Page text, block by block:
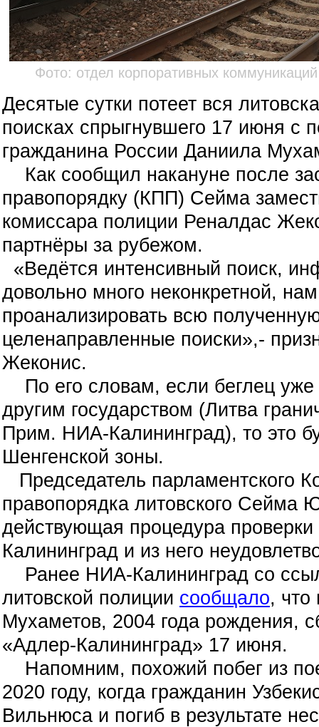
Фото: отдел корпоративных
Десятые сутки потеет вся
поисках спрыгнувшего 17 июня с
гражданина России Даниила
Как сообщил накануне после
правопорядку (КПП) Сейма
комиссара полиции Реналдас
партнёры за рубежом.
«Ведётся интенсивный поиск,
довольно много неконкретной,
проанализировать всю
целенаправленные поиски»,-
Жеконис.
По его словам, если беглец уже
другим государством (Литва
Прим. НИА-Калининград), то это
Шенгенской зоны.
Председатель парламентского
правопорядка литовского Сейма
действующая процедура проверки
Калининград и из него
Ранее НИА-Калининград со
литовской полиции сообщало, что
Мухаметов, 2004 года рождения,
«Адлер-Калининград» 17 июня.
Напомним, похожий побег из
2020 году, когда гражданин
Вильнюса и погиб в результате